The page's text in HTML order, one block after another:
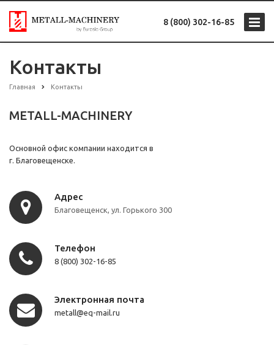
8 (800) 302-16-85
Контакты
Главная Контакты
METALL-MACHINERY
Основной офис компании находится в
г. Благовещенске.
Адрес
Благовещенск, ул. Горького 300
Телефон
8 (800) 302-16-85
Электронная почта
metall@eq-mail.ru